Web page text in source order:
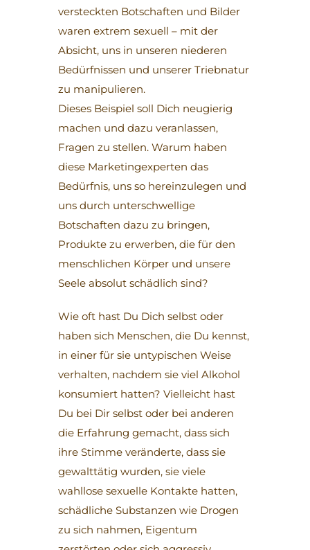
versteckten Botschaften und Bilder
waren extrem sexuell – mit der
Absicht, uns in unseren niederen
Bedürfnissen und unserer Triebnatur
zu manipulieren.
Dieses Beispiel soll Dich neugierig
machen und dazu veranlassen,
Fragen zu stellen. Warum haben
diese Marketingexperten das
Bedürfnis, uns so hereinzulegen und
uns durch unterschwellige
Botschaften dazu zu bringen,
Produkte zu erwerben, die für den
menschlichen Körper und unsere
Seele absolut schädlich sind?
Wie oft hast Du Dich selbst oder
haben sich Menschen, die Du kennst,
in einer für sie untypischen Weise
verhalten, nachdem sie viel Alkohol
konsumiert hatten? Vielleicht hast
Du bei Dir selbst oder bei anderen
die Erfahrung gemacht, dass sich
ihre Stimme veränderte, dass sie
gewalttätig wurden, sie viele
wahllose sexuelle Kontakte hatten,
schädliche Substanzen wie Drogen
zu sich nahmen, Eigentum